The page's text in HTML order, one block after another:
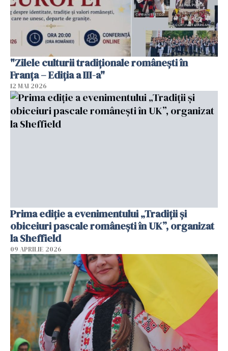
"Zilele culturii tradiționale românești în
Franța – Ediția a III-a"
12 MAI 2026
Prima ediție a evenimentului „Tradiții și
obiceiuri pascale românești în UK”, organizat
la Sheffield
09 APRILIE 2026